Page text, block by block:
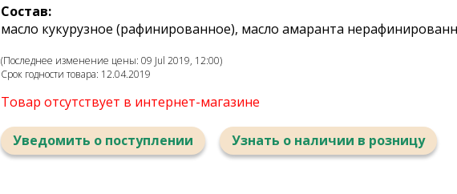
Состав:
масло кукурузное (рафинированное), масло амаранта
(Последнее изменение цены: 09 Jul 2019, 12:00)
Срок годности товара: 12.04.2019
Товар отсутствует в интернет-магазине
Уведомить о поступлении Узнать о наличии в розницу